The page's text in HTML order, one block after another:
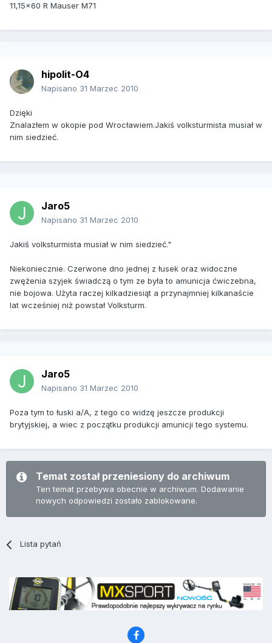
11,15x60 R Mauser M71
hipolit-O4
Napisano 31 Marzec 2010
Dzięki
Znalazłem w okopie pod Wrocławiem.Jakiś volksturmista musiał w
nim siedzieć.
Jaro5
Napisano 31 Marzec 2010
Jakiś volksturmista musiał w nim siedzieć."
Niekoniecznie. Czerwone dno jednej z łusek oraz widoczne
zwężenia szyjek świadczą o tym ze była to amunicja ćwiczebna,
nie bojowa. Użyta raczej kilkadziesiąt a przynajmniej kilkanaście
lat wcześniej niż powstał Volksturm.
Jaro5
Napisano 31 Marzec 2010
Poza tym to łuski a/A, z tego co widzę jeszcze produkcji
brytyjskiej, a wiec z początku produkcji amunicji tego systemu.
Temat został przeniesiony do archiwum
Ten temat przebywa obecnie w archiwum. Dodawanie
nowych odpowiedzi zostało zablokowane.
Lista pytań